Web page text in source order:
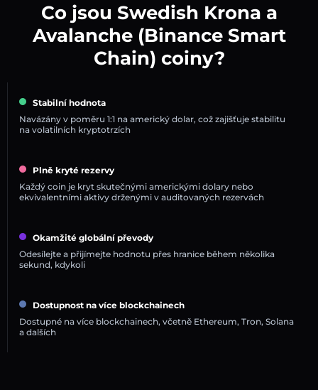
Co jsou Swedish Krona a
Avalanche (Binance Smart
Chain) coiny?
Stabilní hodnota
Navázány v poměru 1:1 na americký dolar, což zajišťuje stabilitu
na volatilních kryptotrzích
Plně kryté rezervy
Každý coin je kryt skutečnými americkými dolary nebo
ekvivalentními aktivy drženými v auditovaných rezervách
Okamžité globální převody
Odesílejte a přijímejte hodnotu přes hranice během několika
sekund, kdykoli
Dostupnost na více blockchainech
Dostupné na více blockchainech, včetně Ethereum, Tron, Solana
a dalších